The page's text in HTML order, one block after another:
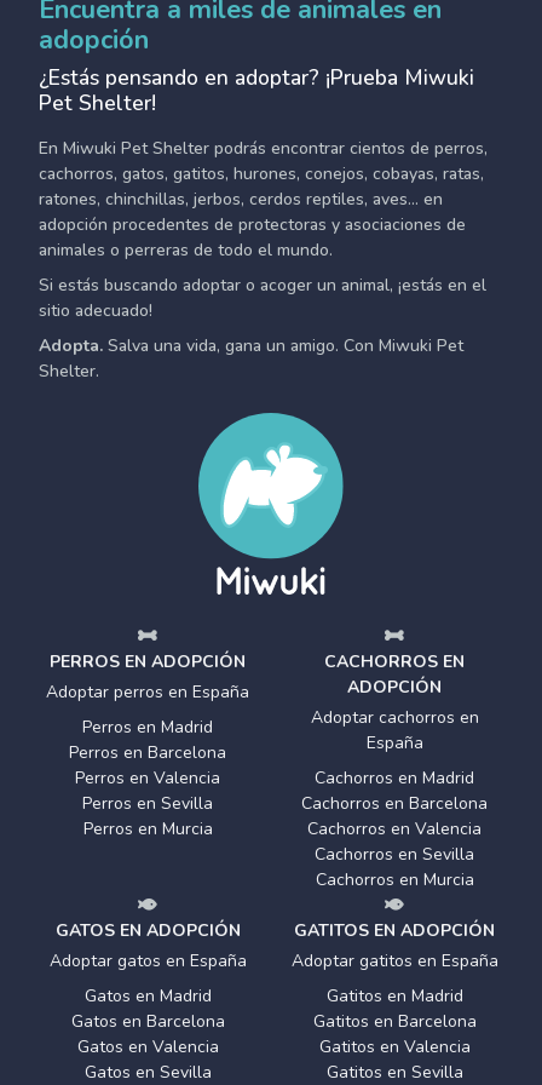
Encuentra a miles de animales en
adopción
¿Estás pensando en adoptar? ¡Prueba Miwuki
Pet Shelter!
En Miwuki Pet Shelter podrás encontrar cientos de perros,
cachorros, gatos, gatitos, hurones, conejos, cobayas, ratas,
ratones, chinchillas, jerbos, cerdos reptiles, aves... en
adopción procedentes de protectoras y asociaciones de
animales o perreras de todo el mundo.
Si estás buscando adoptar o acoger un animal, ¡estás en el
sitio adecuado!
Adopta. Salva una vida, gana un amigo. Con Miwuki Pet
Shelter.
PERROS EN ADOPCIÓN
Adoptar perros en España
Perros en Madrid
Perros en Barcelona
Perros en Valencia
Perros en Sevilla
Perros en Murcia
CACHORROS EN
ADOPCIÓN
Adoptar cachorros en
España
Cachorros en Madrid
Cachorros en Barcelona
Cachorros en Valencia
Cachorros en Sevilla
Cachorros en Murcia
GATOS EN ADOPCIÓN
Adoptar gatos en España
Gatos en Madrid
Gatos en Barcelona
Gatos en Valencia
Gatos en Sevilla
GATITOS EN ADOPCIÓN
Adoptar gatitos en España
Gatitos en Madrid
Gatitos en Barcelona
Gatitos en Valencia
Gatitos en Sevilla